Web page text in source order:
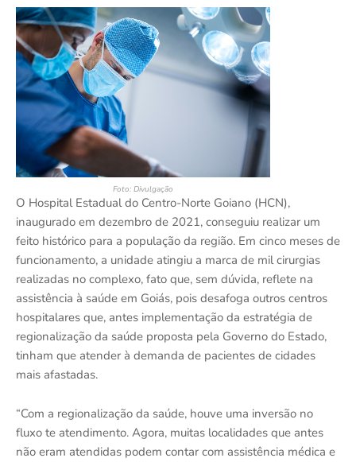
Foto: Divulgação
O Hospital Estadual do Centro-Norte Goiano (HCN),
inaugurado em dezembro de 2021, conseguiu realizar um
feito histórico para a população da região. Em cinco meses de
funcionamento, a unidade atingiu a marca de mil cirurgias
realizadas no complexo, fato que, sem dúvida, reflete na
assistência à saúde em Goiás, pois desafoga outros centros
hospitalares que, antes implementação da estratégia de
regionalização da saúde proposta pela Governo do Estado,
tinham que atender à demanda de pacientes de cidades
mais afastadas.
“Com a regionalização da saúde, houve uma inversão no
fluxo te atendimento. Agora, muitas localidades que antes
não eram atendidas podem contar com assistência médica e